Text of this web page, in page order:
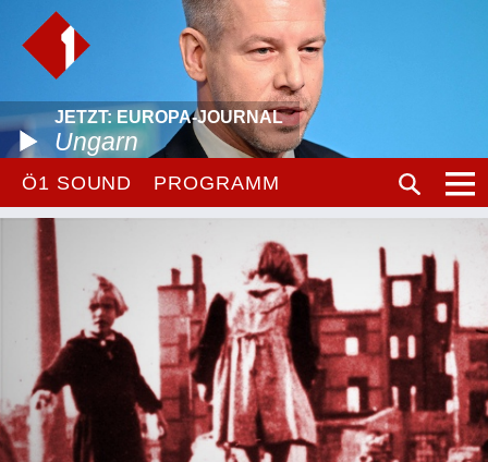
JETZT: EUROPA-JOURNAL
Ungarn
Ö1 SOUND PROGRAMM